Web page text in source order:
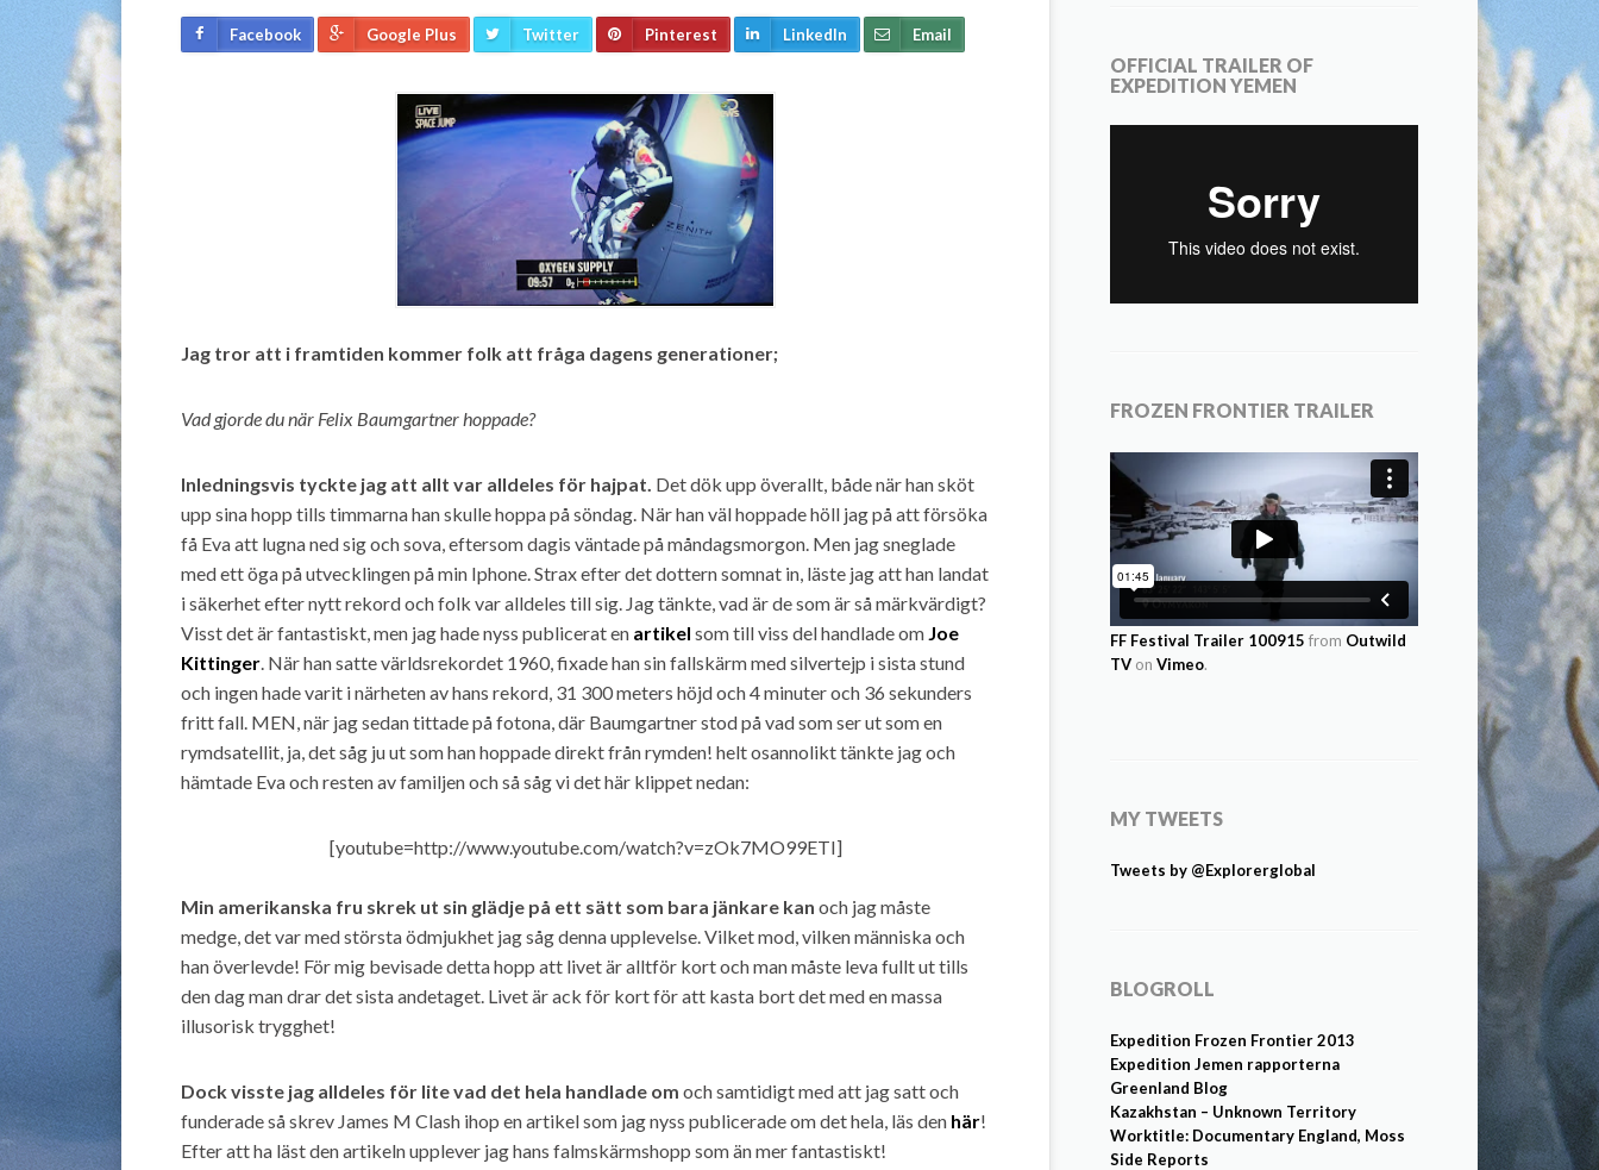
Facebook Google Plus Twitter Pinterest LinkedIn Email
Jag tror att i framtiden kommer folk att fråga dagens generationer;
Vad gjorde du när Felix Baumgartner hoppade?
Inledningsvis tyckte jag att allt var alldeles för hajpat. Det dök upp överallt, både när han sköt
upp sina hopp tills timmarna han skulle hoppa på söndag. När han väl hoppade höll jag på att försöka
få Eva att lugna ned sig och sova, eftersom dagis väntade på måndagsmorgon. Men jag sneglade
med ett öga på utvecklingen på min Iphone. Strax efter det dottern somnat in, läste jag att han landat
i säkerhet efter nytt rekord och folk var alldeles till sig. Jag tänkte, vad är de som är så märkvärdigt?
Visst det är fantastiskt, men jag hade nyss publicerat en artikel som till viss del handlade om Joe
Kittinger . När han satte världsrekordet 1960, fixade han sin fallskärm med silvertejp i sista stund
och ingen hade varit i närheten av hans rekord, 31 300 meters höjd och 4 minuter och 36 sekunders
fritt fall. MEN, när jag sedan tittade på fotona, där Baumgartner stod på vad som ser ut som en
rymdsatellit, ja, det såg ju ut som han hoppade direkt från rymden! helt osannolikt tänkte jag och
hämtade Eva och resten av familjen och så såg vi det här klippet nedan:
[youtube=http://www.youtube.com/watch?v=zOk7MO99ETI]
Min amerikanska fru skrek ut sin glädje på ett sätt som bara jänkare kan och jag måste
medge, det var med största ödmjukhet jag såg denna upplevelse. Vilket mod, vilken människa och
han överlevde! För mig bevisade detta hopp att livet är alltför kort och man måste leva fullt ut tills
den dag man drar det sista andetaget. Livet är ack för kort för att kasta bort det med en massa
illusorisk trygghet!
Dock visste jag alldeles för lite vad det hela handlade om och samtidigt med att jag satt och
funderade så skrev James M Clash ihop en artikel som jag nyss publicerade om det hela, läs den här!
Efter att ha läst den artikeln upplever jag hans falmskärmshopp som än mer fantastiskt!
OFFICIAL TRAILER OF
EXPEDITION YEMEN
FROZEN FRONTIER TRAILER
FF Festival Trailer 100915 from Outwild
TV on Vimeo.
MY TWEETS
Tweets by @Explorerglobal
BLOGROLL
Expedition Frozen Frontier 2013
Expedition Jemen rapporterna
Greenland Blog
Kazakhstan – Unknown Territory
Worktitle: Documentary England, Moss
Side Reports